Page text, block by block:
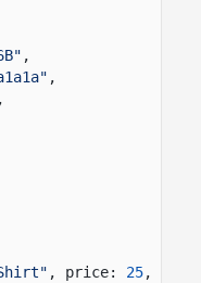
,
,
,
, price: 25,